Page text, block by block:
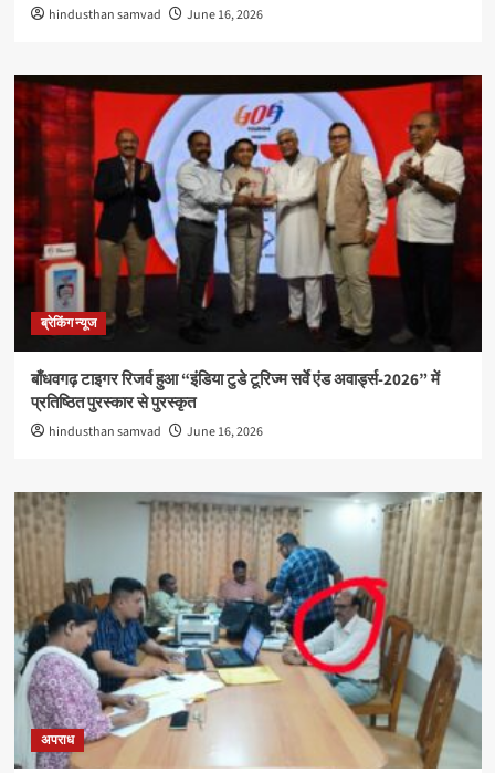
hindusthan samvad June 16, 2026
ब्रेकिंग न्यूज
बाँधवगढ़ टाइगर रिजर्व हुआ “इंडिया टुडे टूरिज्म सर्वे एंड अवार्ड्स-2026” में
प्रतिष्ठित पुरस्कार से पुरस्कृत
hindusthan samvad June 16, 2026
अपराध